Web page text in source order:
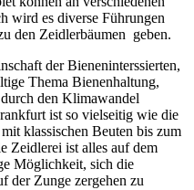
wird es diverse Führungen
den Zeidlerbäumen geben.
der Bieneninterssierten,
Thema Bienenhaltung,
den Klimawandel
ist so vielseitig wie die
klassischen Beuten bis zum
Zeidlerei ist alles auf dem
Möglichkeit, sich die
der Zunge zergehen zu